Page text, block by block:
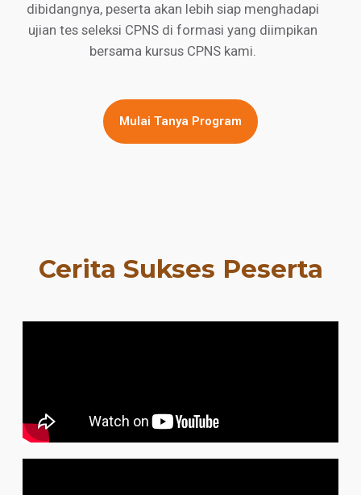
dibidangnya, peserta akan lebih siap menghadapi
ujian tes seleksi CPNS di formasi yang diimpikan
bersama kursus CPNS kami.
Mulai Tanya Program
Cerita Sukses Peserta